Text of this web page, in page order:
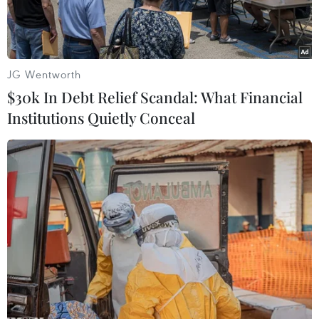
Nhà máy của AstraZeneca tại Anh. (Ảnh: AFP/Getty)
Ngày 15/2, Tổ chức Y tế Thế giới (WHO) đã cấp
phép sử dụng khẩn cấp hai loại vắcxin ngừa
COVID-19 của hãng dược phẩm AstraZeneca
(Anh-Thụy Điển), giúp khởi động quá trình
phân phối những loại vắcxin này tới một số
quốc gia nghèo nhất thế giới thông qua sáng
JG Wentworth
$30k In Debt Relief Scandal: What Financial
Institutions Quietly Conceal